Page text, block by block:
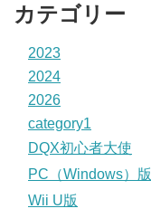
カテゴリー
2023
2024
2026
category1
DQX初心者大使
PC（Windows）版
Wii U版